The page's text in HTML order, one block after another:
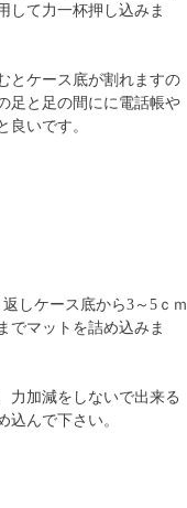
して力一杯押し込みま
とケース底が割れますの
足と足の間にに電話帳や
良いです。
しケース底から3～5ｃｍ
でマットを詰め込みま
力加減をしないで出来る
込んで下さい。